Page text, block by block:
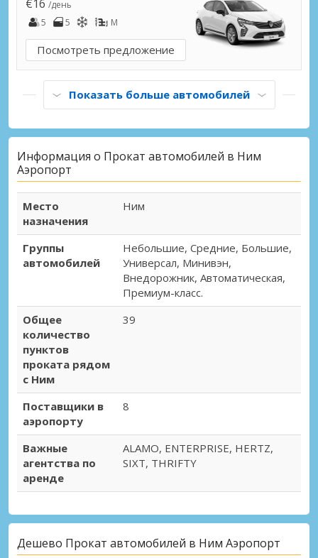
€16 /день
5
5 M
Посмотреть предложение
Показать больше автомобилей
Информация о Прокат автомобилей в Ним
Аэропорт
Место
назначения
Ним
Группы
автомобилей
Небольшие, Средние, Большие,
Универсал, Минивэн,
Внедорожник, Автоматическая,
Премиум-класс.
Общее
количество
пунктов
проката рядом
с Ним
39
Поставщики в
аэропорту
8
Важные
агентства по
аренде
ALAMO, ENTERPRISE, HERTZ,
SIXT, THRIFTY
Дешево Прокат автомобилей в Ним Аэропорт